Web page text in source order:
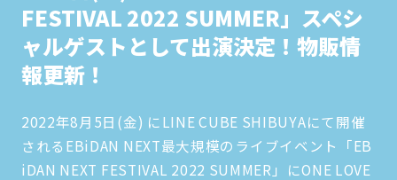
FESTIVAL 2022 SUMMER」スペシ
ャルゲストとして出演決定！物販情
報更新！
2022年8月5日(金) にLINE CUBE SHIBUYAにて開催
されるEBiDAN NEXT最大規模のライブイベント「EB
iDAN NEXT FESTIVAL 2022 SUMMER」にONE LOVE